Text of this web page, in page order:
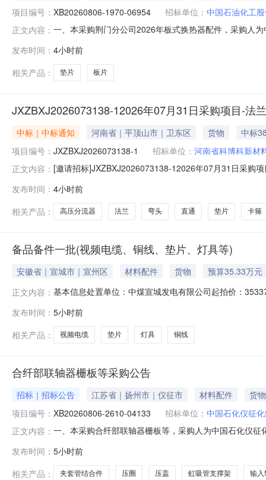
项目编号： XB20260806-1970-06954 招标单位： 中国石油化工
正文内容： 一、本采购荆门分公司2026年板式换热器配件，采购人
厂/24809040092300751垫片\AP8FKM22.0PC2026-10-
发布时间： 4小时前
相关产品：
垫片 板片
JXZBXJ2026073138-12026年07月31日采购项目-法
中标｜中标通知 河南省｜平顶山市｜卫东区 货物
中标
项目编号： JXZBXJ2026073138-1 招标单位： 河南省科博科新材
正文内容： [邀请招标]JXZBXJ2026073138-12026年07月31日采购
交供应商:河南乾明液压科技有限公司七、分包商（如有
发布时间： 4小时前
相关产品：
高压分流器 法兰 弯头 直通 垫片 卡箍
备品备件一批(视频电缆、铜线、垫片、灯具等)
安徽省｜宣城市｜宣州区 材料配件 货物
预算35.33万元
正文内容： 基本信息处置单位：中煤宣城发电有限公司起拍价：
施工工期为10个工作日。3.本项目转让方将履约保证金
定进行安全
发布时间： 5小时前
相关产品：
视频电缆 垫片 灯具 铜线
合纤部联轴器栅板等采购公告
招标｜招标公告 江苏省｜扬州市｜仪征市 材料配件
货物
项目编号： XB20260806-2610-04133 招标单位： 中国石化仪征
正文内容： 一、本采购合纤部联轴器栅板等，采购人为中国石化仪
片\ZHV705G-0902Cu100.0PC2026-12-30仪化物装设
发布时间： 5小时前
相关产品：
夹套管结合件 压圈 压盖 虹吸管支撑架 输入